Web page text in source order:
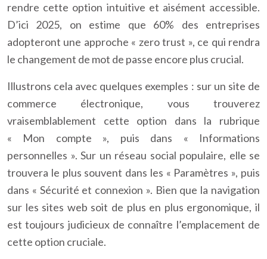
rendre cette option intuitive et aisément accessible.
D’ici 2025, on estime que 60% des entreprises
adopteront une approche « zero trust », ce qui rendra
le changement de mot de passe encore plus crucial.
Illustrons cela avec quelques exemples : sur un site de
commerce électronique, vous trouverez
vraisemblablement cette option dans la rubrique
« Mon compte », puis dans « Informations
personnelles ». Sur un réseau social populaire, elle se
trouvera le plus souvent dans les « Paramètres », puis
dans « Sécurité et connexion ». Bien que la navigation
sur les sites web soit de plus en plus ergonomique, il
est toujours judicieux de connaître l’emplacement de
cette option cruciale.